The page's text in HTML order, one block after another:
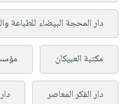
دار المحجة البيضاء للطباعة
مكتبة العبيكان
دار الفكر المعاصر